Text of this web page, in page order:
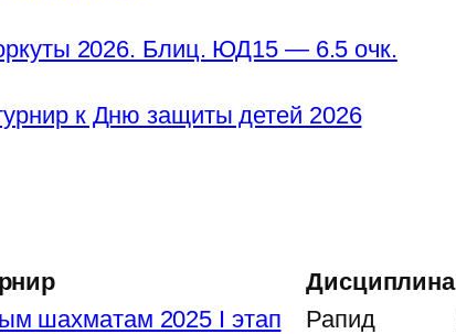
2026. Блиц. ЮД15 — 6.5 очк.
к Дню защиты детей 2026
Дисциплина
шахматам 2025 I этап Рапид